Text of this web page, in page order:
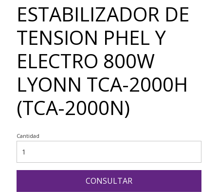
ESTABILIZADOR DE
TENSION PHEL Y
ELECTRO 800W
LYONN TCA-2000H
(TCA-2000N)
Cantidad
CONSULTAR